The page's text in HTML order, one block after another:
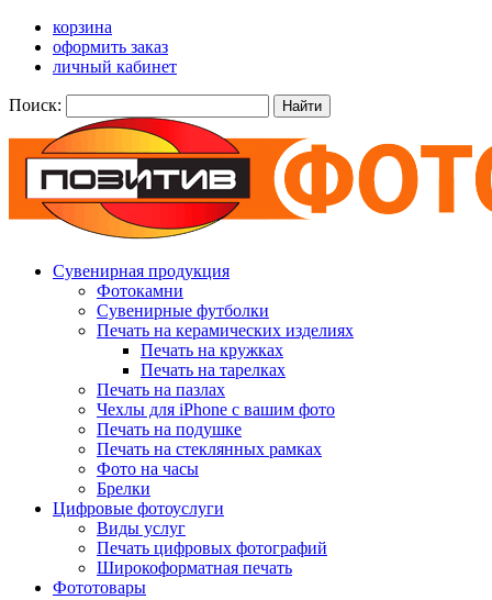
корзина
оформить заказ
личный кабинет
Поиск: Найти
Сувенирная продукция
Фотокамни
Сувенирные футболки
Печать на керамических изделиях
Печать на кружках
Печать на тарелках
Печать на пазлах
Чехлы для iPhone с вашим фото
Печать на подушке
Печать на стеклянных рамках
Фото на часы
Брелки
Цифровые фотоуслуги
Виды услуг
Печать цифровых фотографий
Широкоформатная печать
Фототовары